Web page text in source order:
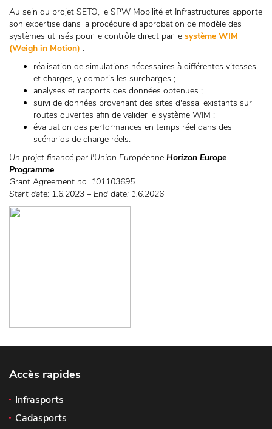
Au sein du projet SETO, le SPW Mobilité et Infrastructures apporte
son expertise dans la procédure d'approbation de modèle des
systèmes utilisés pour le contrôle direct par le système WIM
(Weigh in Motion) :
réalisation de simulations nécessaires à différentes vitesses
et charges, y compris les surcharges ;
analyses et rapports des données obtenues ;
suivi de données provenant des sites d'essai existants sur
routes ouvertes afin de valider le système WIM ;
évaluation des performances en temps réel dans des
scénarios de charge réels.
Un projet financé par l'Union Européenne Horizon Europe
Programme
Grant Agreement no. 101103695
Start date: 1.6.2023 – End date: 1.6.2026
Accès rapides
Infrasports
Cadasports